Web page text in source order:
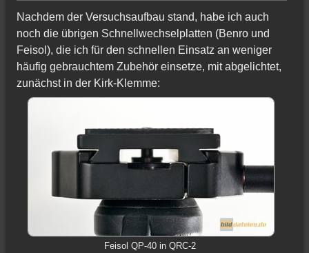
Nachdem der Versuchsaufbau stand, habe ich auch
noch die übrigen Schnellwechselplatten (Benro und
Feisol), die ich für den schnellen Einsatz an weniger
häufig gebrauchtem Zubehör einsetze, mit abgelichtet,
zunächst in der Kirk-Klemme:
Feisol QP-40 in QRC-2